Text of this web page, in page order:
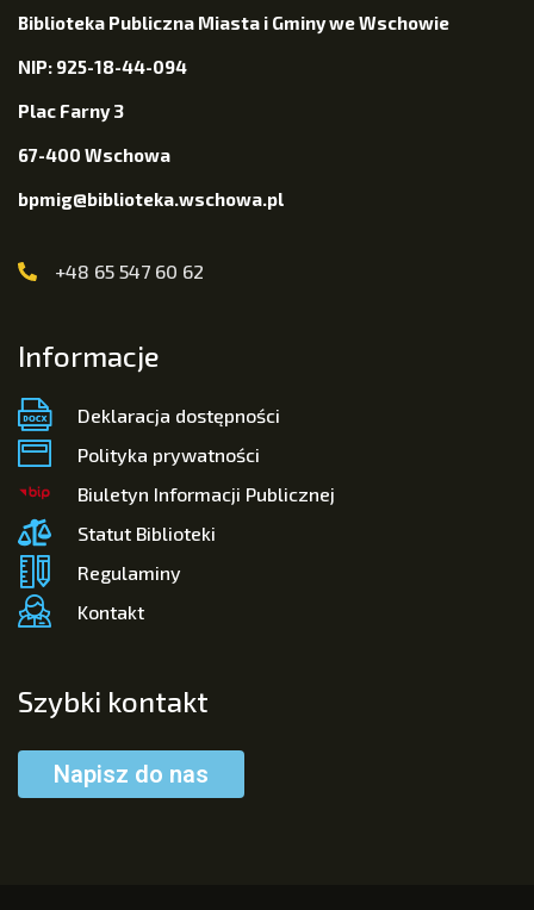
Biblioteka Publiczna Miasta i Gminy we Wschowie
NIP: 925-18-44-094
Plac Farny 3
67-400 Wschowa
bpmig@biblioteka.wschowa.pl
+48 65 547 60 62
Informacje
Deklaracja dostępności
Polityka prywatności
Biuletyn Informacji Publicznej
Statut Biblioteki
Regulaminy
Kontakt
Szybki kontakt
Napisz do nas